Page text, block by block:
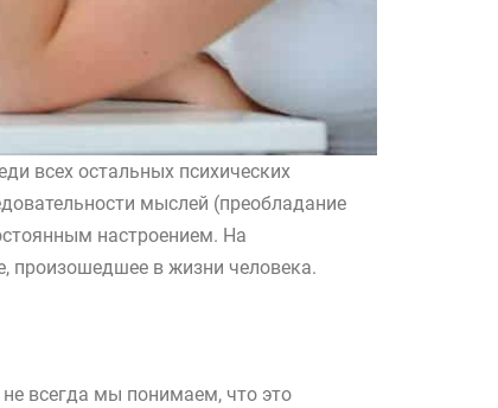
всех остальных психических
мыслей (преобладание
настроением. На
произошедшее в жизни человека.
всегда мы понимаем, что это